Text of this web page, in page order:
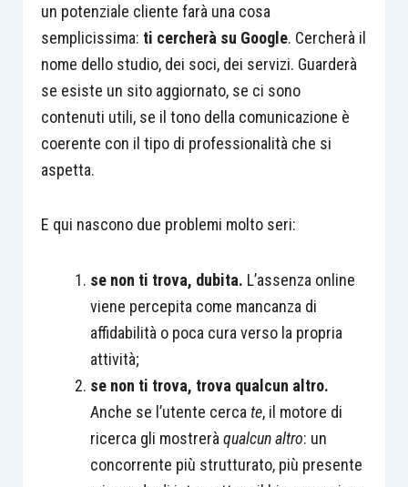
un potenziale cliente farà una cosa
semplicissima: ti cercherà su Google. Cercherà il
nome dello studio, dei soci, dei servizi. Guarderà
se esiste un sito aggiornato, se ci sono
contenuti utili, se il tono della comunicazione è
coerente con il tipo di professionalità che si
aspetta.
E qui nascono due problemi molto seri:
se non ti trova, dubita. L’assenza online
viene percepita come mancanza di
affidabilità o poca cura verso la propria
attività;
se non ti trova, trova qualcun altro.
Anche se l’utente cerca te, il motore di
ricerca gli mostrerà qualcun altro: un
concorrente più strutturato, più presente